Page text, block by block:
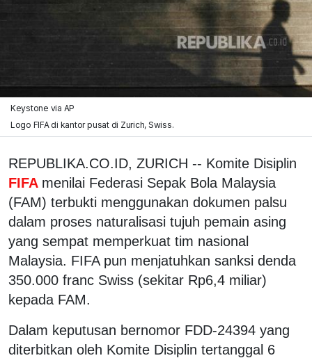
Keystone via AP
Logo FIFA di kantor pusat di Zurich, Swiss.
REPUBLIKA.CO.ID, ZURICH -- Komite Disiplin
FIFA menilai Federasi Sepak Bola Malaysia
(FAM) terbukti menggunakan dokumen palsu
dalam proses naturalisasi tujuh pemain asing
yang sempat memperkuat tim nasional
Malaysia. FIFA pun menjatuhkan sanksi denda
350.000 franc Swiss (sekitar Rp6,4 miliar)
kepada FAM.
Dalam keputusan bernomor FDD-24394 yang
diterbitkan oleh Komite Disiplin tertanggal 6